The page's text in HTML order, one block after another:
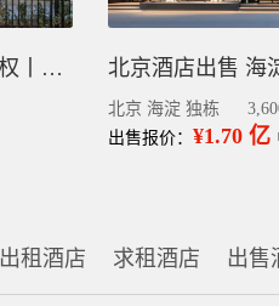
北京独栋酒店出售产权经营权丨丰台科技园区1.09万平 北京酒店出售 海
北京 海淀 独栋
出售报价： ¥1.70 亿
出租酒店 求租酒店 出售